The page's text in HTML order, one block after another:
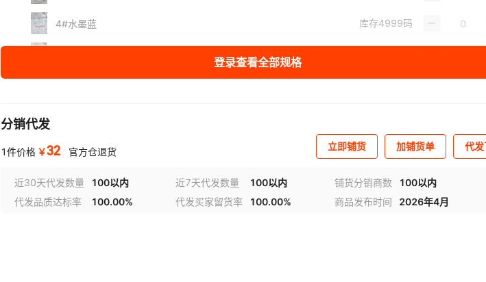
4#水墨蓝 库存4999码
登录查看全部规格
分销代发
1件价格 ￥32 官方仓退货 立即铺货 加铺货单 代
近30天代发数量 100以内 近7天代发数量 100以内 铺货分销商数
100以内
代发品质达标率
100.00% 代发买家留货率 100.00% 商品发布时间 2026年4月